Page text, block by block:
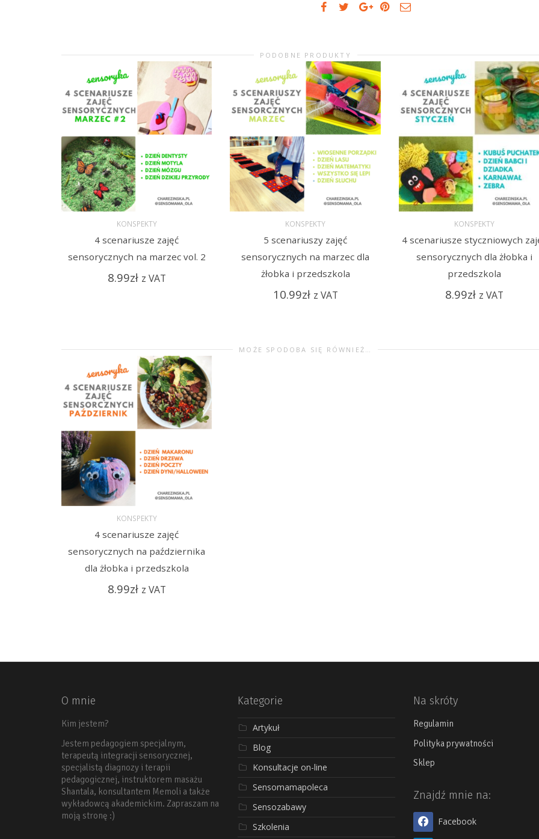
PODOBNE PRODUKTY
DODAJ DO KOSZYKA
KONSPEKTY
4 scenariusze zajęć
sensorycznych na marzec vol. 2
8.99zł z VAT
DODAJ DO KOSZYKA
KONSPEKTY
5 scenariuszy zajęć
sensorycznych na marzec dla
żłobka i przedszkola
10.99zł z VAT
DODAJ DO KOSZYKA
KONSPEKTY
4 scenariusze styczniowych
sensorycznych dla żłobka i
przedszkola
8.99zł z VAT
MOŻE SPODOBA SIĘ RÓWNIEŻ…
DODAJ DO KOSZYKA
KONSPEKTY
4 scenariusze zajęć
sensorycznych na października
dla żłobka i przedszkola
8.99zł z VAT
O mnie
Kim jestem?
Jestem pedagogiem specjalnym,
terapeutą integracji sensorycznej,
specjalistą diagnozy i terapii
pedagogicznej, instruktorem masażu
Shantala, konsultantem Memoli a także
wykładowcą akademickim. Zapraszam na
moją stronę :)
Kategorie
Artykuł
Blog
Konsultacje on-line
Sensomamapoleca
Sensozabawy
Szkolenia
Na skróty
Regulamin
Polityka prywatności
Sklep
Znajdź mnie na:
Facebook